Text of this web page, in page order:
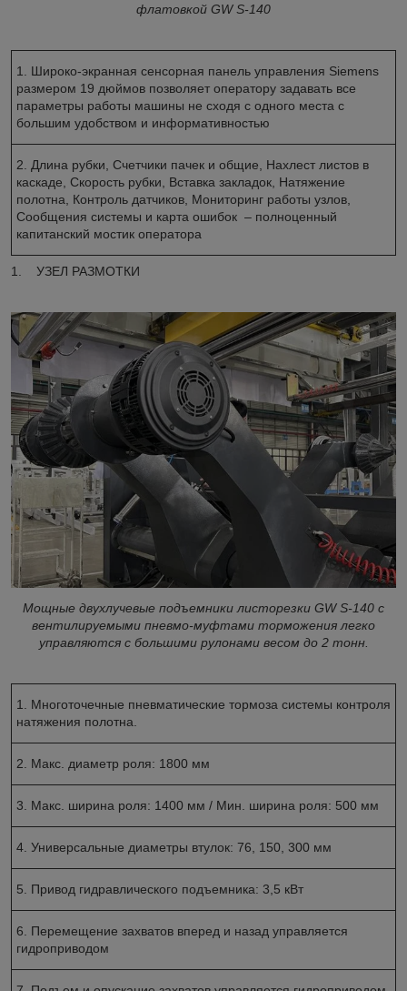
флатовкой GW S-140
1. Широко-экранная сенсорная панель управления Siemens
размером 19 дюймов позволяет оператору задавать все
параметры работы машины не сходя с одного места с
большим удобством и информативностью
2. Длина рубки, Счетчики пачек и общие, Нахлест листов в
каскаде, Скорость рубки, Вставка закладок, Натяжение
полотна, Контроль датчиков, Мониторинг работы узлов,
Сообщения системы и карта ошибок – полноценный
капитанский мостик оператора
1. УЗЕЛ РАЗМОТКИ
Мощные двухлучевые подъемники листорезки GW S-140 с
вентилируемыми пневмо-муфтами торможения легко
управляются с большими рулонами весом до 2 тонн.
1. Многоточечные пневматические тормоза системы контроля
натяжения полотна.
2. Макс. диаметр роля: 1800 мм
3. Макс. ширина роля: 1400 мм / Мин. ширина роля: 500 мм
4. Универсальные диаметры втулок: 76, 150, 300 мм
5. Привод гидравлического подъемника: 3,5 кВт
6. Перемещение захватов вперед и назад управляется
гидроприводом